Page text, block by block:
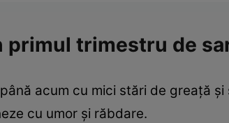
primul trimestru de
acum cu mici stări de greață
cu umor și răbdare.